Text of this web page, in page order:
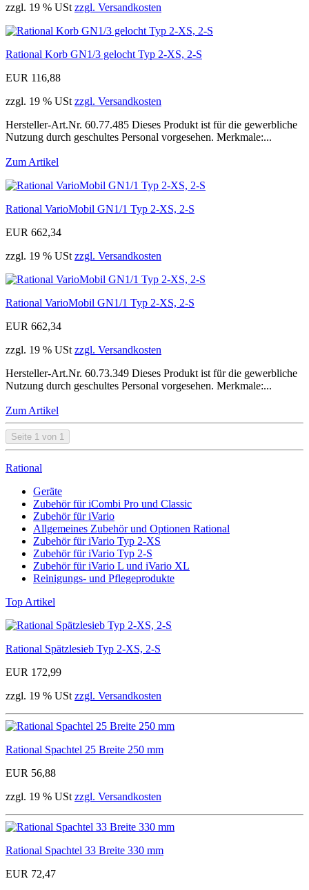
zzgl. 19 % USt zzgl. Versandkosten
Rational Korb GN1/3 gelocht Typ 2-XS, 2-S
EUR 116,88
zzgl. 19 % USt zzgl. Versandkosten
Hersteller-Art.Nr. 60.77.485 Dieses Produkt ist für die gewerbliche
Nutzung durch geschultes Personal vorgesehen. Merkmale:...
Zum Artikel
Rational VarioMobil GN1/1 Typ 2-XS, 2-S
EUR 662,34
zzgl. 19 % USt zzgl. Versandkosten
Rational VarioMobil GN1/1 Typ 2-XS, 2-S
EUR 662,34
zzgl. 19 % USt zzgl. Versandkosten
Hersteller-Art.Nr. 60.73.349 Dieses Produkt ist für die gewerbliche
Nutzung durch geschultes Personal vorgesehen. Merkmale:...
Zum Artikel
Seite 1 von 1
Rational
Geräte
Zubehör für iCombi Pro und Classic
Zubehör für iVario
Allgemeines Zubehör und Optionen Rational
Zubehör für iVario Typ 2-XS
Zubehör für iVario Typ 2-S
Zubehör für iVario L und iVario XL
Reinigungs- und Pflegeprodukte
Top Artikel
Rational Spätzlesieb Typ 2-XS, 2-S
EUR 172,99
zzgl. 19 % USt zzgl. Versandkosten
Rational Spachtel 25 Breite 250 mm
EUR 56,88
zzgl. 19 % USt zzgl. Versandkosten
Rational Spachtel 33 Breite 330 mm
EUR 72,47